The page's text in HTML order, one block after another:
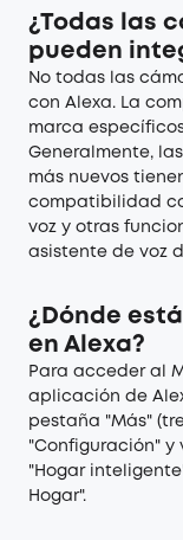
¿Todas las
pueden
No todas las
con Alexa. La
marca
Generalmente,
más nuevos
compatibilidad
voz y otras
asistente de voz
¿Dónde
en Alexa?
Para acceder al
aplicación de
pestaña "Más"
"Configuración" y
"Hogar
Hogar".